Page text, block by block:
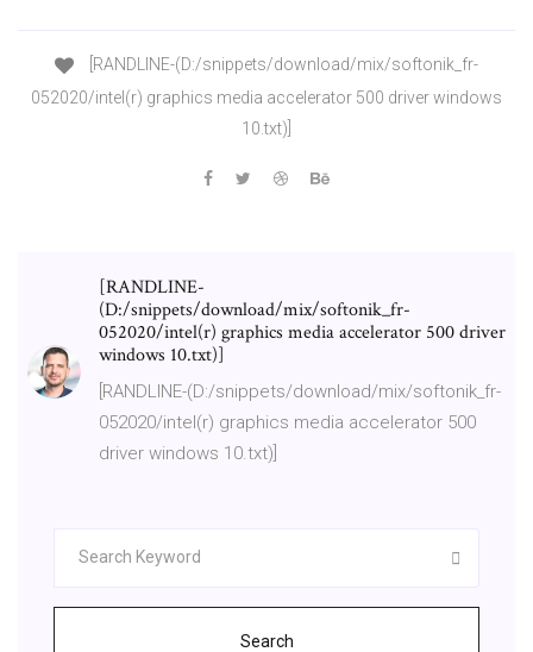
[RANDLINE-(D:/snippets/download/mix/softonik_fr-
052020/intel(r) graphics media accelerator 500 driver windows
10.txt)]
[RANDLINE-
(D:/snippets/download/mix/softonik_fr-
052020/intel(r) graphics media accelerator 500 driver
windows 10.txt)]
[RANDLINE-(D:/snippets/download/mix/softonik_fr-
052020/intel(r) graphics media accelerator 500
driver windows 10.txt)]
Search